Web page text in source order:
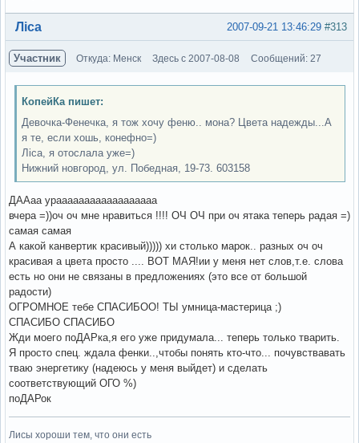
Вне форума #313
2007-09-21 13:46:29
Ліса
Участник Откуда: Менск Здесь с 2007-08-08 Сообщений: 27
КопейКа пишет:
Девочка-Фенечка, я тож хочу феню.. мона? Цвета надежды...А
я те, если хошь, конефно=)
Ліса, я отослала уже=)
Нижний новгород, ул. Победная, 19-73. 603158
ДААаа ураааааааааааааааааа
вчера =))оч оч мне нравиться !!!! ОЧ ОЧ при оч ятака теперь радая =)
самая самая
А какой канвертик красивый))))) хи столько марок.. разных оч оч
красивая а цвета просто .... ВОТ МАЯ!ии у меня нет слов,т.е. слова
есть но они не связаны в предложениях (это все от большой
радости)
ОГРОМНОЕ тебе СПАСИБОО! ТЫ умница-мастерица ;)
СПАСИБО СПАСИБО
Жди моего поДАРка,я его уже придумала... теперь только тварить.
Я просто спец. ждала фенки..,чтобы понять кто-что... почувствавать
тваю энергетику (надеюсь у меня выйдет) и сделать
соответствующий ОГО %)
поДАРок
Лисы хороши тем, что они есть